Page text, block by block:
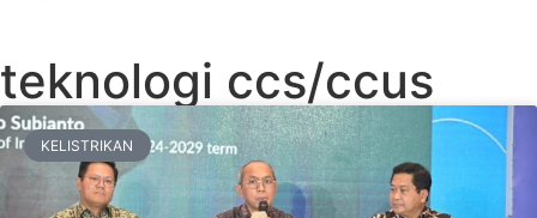
teknologi ccs/ccus
KELISTRIKAN